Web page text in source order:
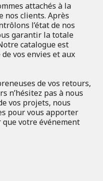
attachés à la
nos clients. Après
l’état de nos
garantir la totale
catalogue est
vos envies et aux
de vos retours,
n’hésitez pas à nous
vos projets, nous
pour vous apporter
que votre événement